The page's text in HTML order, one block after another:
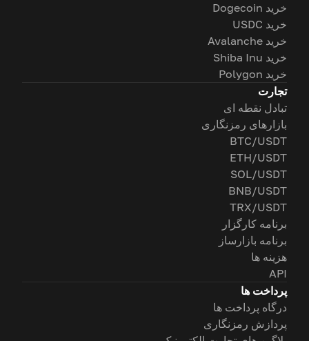
خرید Dogecoin
خرید USDC
خرید Avalanche
خرید Shiba Inu
خرید Polygon
تجارت
تبادل نقطه ای
بازارهای رمزنگاری
BTC/USDT
ETH/USDT
SOL/USDT
BNB/USDT
TRX/USDT
برنامه کارگزار
برنامه بازارساز
هزینه ها
API
پرداخت ها
درگاه پرداخت ها
پردازش رمزنگاری